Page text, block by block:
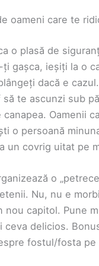
oameni care te
o plasă de
ți gașca, ieșiți la o
dacă e
să te ascunzi sub
Oamenii
o persoană
un covrig uitat pe
o
Nu, nu e
nou capitol. Pune
ceva delicios.
fostul/fosta pe